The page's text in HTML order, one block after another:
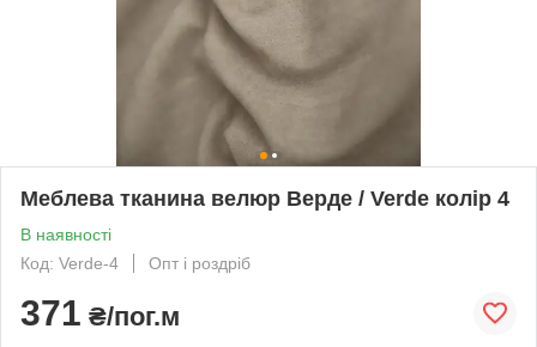
Меблева тканина велюр Верде / Verde колір 4
В наявності
Код: Verde-4
Опт і роздріб
371 ₴/пог.м